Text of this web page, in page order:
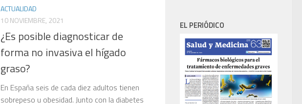
ACTUALIDAD
10 NOVIEMBRE, 2021
¿Es posible diagnosticar de
forma no invasiva el hígado
graso?
En España seis de cada diez adultos tienen
sobrepeso u obesidad. Junto con la diabetes
EL PERIÓDICO